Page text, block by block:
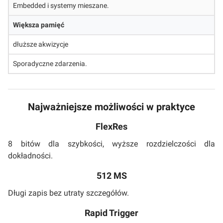
Embedded i systemy mieszane.
Większa pamięć
dłuższe akwizycje
Sporadyczne zdarzenia.
Najważniejsze możliwości w praktyce
FlexRes
8 bitów dla szybkości, wyższe rozdzielczości dla
dokładności.
512 MS
Długi zapis bez utraty szczegółów.
Rapid Trigger